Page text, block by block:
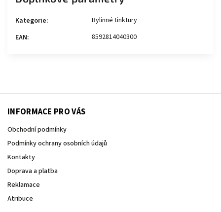
Kategorie:
Bylinné tinktury
EAN: 8592814040300
INFORMACE PRO VÁS
Obchodní podmínky
Podmínky ochrany osobních údajů
Kontakty
Doprava a platba
Reklamace
Atribuce